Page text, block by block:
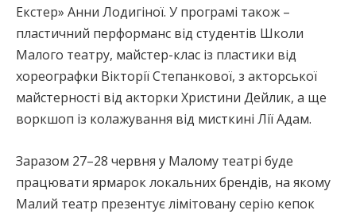
Екстер» Анни Лодигіної. У програмі також –
пластичний перформанс від студентів Школи
Малого театру, майстер-клас із пластики від
хореографки Вікторії Степанкової, з акторської
майстерності від акторки Христини Дейлик, а ще
воркшоп із колажування від мисткині Лії Адам.
Заразом 27–28 червня у Малому театрі буде
працювати ярмарок локальних брендів, на якому
Малий театр презентує лімітовану серію кепок